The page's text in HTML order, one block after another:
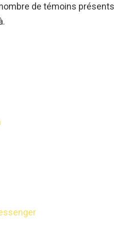
de témoins présents